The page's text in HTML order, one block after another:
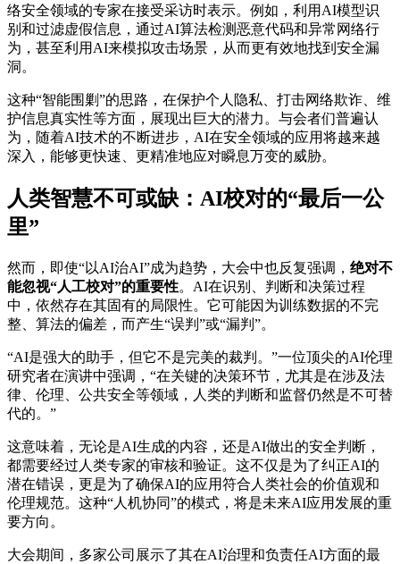
络安全领域的专家在接受采访时表示。例如，利用AI模型识
别和过滤虚假信息，通过AI算法检测恶意代码和异常网络行
为，甚至利用AI来模拟攻击场景，从而更有效地找到安全漏
洞。
这种“智能围剿”的思路，在保护个人隐私、打击网络欺诈、维
护信息真实性等方面，展现出巨大的潜力。与会者们普遍认
为，随着AI技术的不断进步，AI在安全领域的应用将越来越
深入，能够更快速、更精准地应对瞬息万变的威胁。
人类智慧不可或缺：AI校对的“最后一公
里”
然而，即使“以AI治AI”成为趋势，大会中也反复强调， 绝对不
能忽视“人工校对”的重要性。AI在识别、判断和决策过程
中，依然存在其固有的局限性。它可能因为训练数据的不完
整、算法的偏差，而产生“误判”或“漏判”。
“AI是强大的助手，但它不是完美的裁判。”一位顶尖的AI伦理
研究者在演讲中强调，“在关键的决策环节，尤其是在涉及法
律、伦理、公共安全等领域，人类的判断和监督仍然是不可替
代的。”
这意味着，无论是AI生成的内容，还是AI做出的安全判断，
都需要经过人类专家的审核和验证。这不仅是为了纠正AI的
潜在错误，更是为了确保AI的应用符合人类社会的价值观和
伦理规范。这种“人机协同”的模式，将是未来AI应用发展的重
要方向。
大会期间，多家公司展示了其在AI治理和负责任AI方面的最